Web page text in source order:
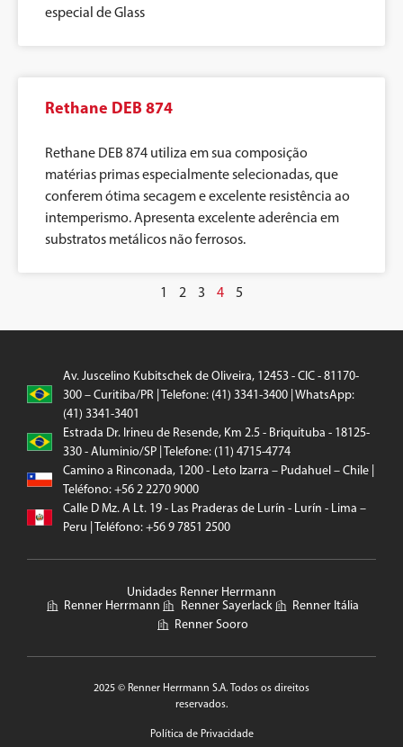
especial de Glass
Rethane DEB 874
Rethane DEB 874 utiliza em sua composição
matérias primas especialmente selecionadas, que
conferem ótima secagem e excelente resistência ao
intemperismo. Apresenta excelente aderência em
substratos metálicos não ferrosos.
1 2 3 4 5
Av. Juscelino Kubitschek de Oliveira, 12453 - CIC - 81170-
300 – Curitiba/PR | Telefone: (41) 3341-3400 | WhatsApp:
(41) 3341-3401
Estrada Dr. Irineu de Resende, Km 2.5 - Briquituba - 18125-
330 - Aluminio/SP | Telefone: (11) 4715-4774
Camino a Rinconada, 1200 - Leto Izarra – Pudahuel – Chile |
Teléfono: +56 2 2270 9000
Calle D Mz. A Lt. 19 - Las Praderas de Lurín - Lurín - Lima –
Peru | Teléfono: +56 9 7851 2500
Unidades Renner Herrmann
Renner Herrmann
Renner Sayerlack
Renner Itália
Renner Sooro
2025 © Renner Herrmann S.A. Todos os direitos
reservados.
Política de Privacidade